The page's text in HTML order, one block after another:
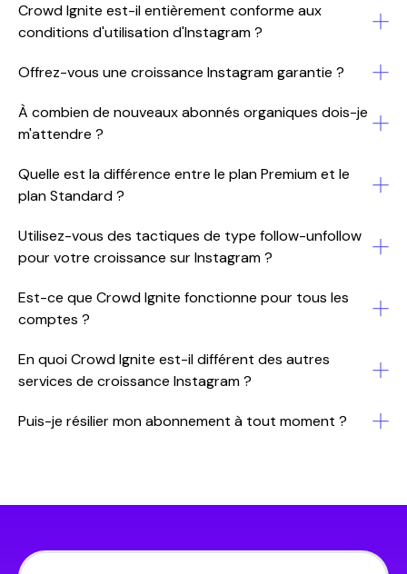
Crowd Ignite est-il entièrement conforme aux
conditions d'utilisation d'Instagram ?
Offrez-vous une croissance Instagram garantie ?
À combien de nouveaux abonnés organiques dois-je
m'attendre ?
Quelle est la différence entre le plan Premium et le
plan Standard ?
Utilisez-vous des tactiques de type follow-unfollow
pour votre croissance sur Instagram ?
Est-ce que Crowd Ignite fonctionne pour tous les
comptes ?
En quoi Crowd Ignite est-il différent des autres
services de croissance Instagram ?
Puis-je résilier mon abonnement à tout moment ?